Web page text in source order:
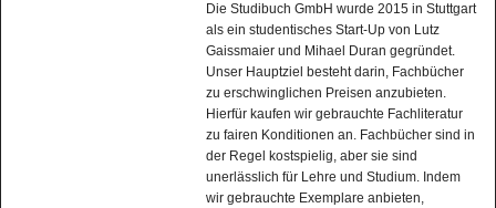
Die Studibuch GmbH wurde 2015 in Stuttgart
als ein studentisches Start-Up von Lutz
Gaissmaier und Mihael Duran gegründet.
Unser Hauptziel besteht darin, Fachbücher
zu erschwinglichen Preisen anzubieten.
Hierfür kaufen wir gebrauchte Fachliteratur
zu fairen Konditionen an. Fachbücher sind in
der Regel kostspielig, aber sie sind
unerlässlich für Lehre und Studium. Indem
wir gebrauchte Exemplare anbieten,